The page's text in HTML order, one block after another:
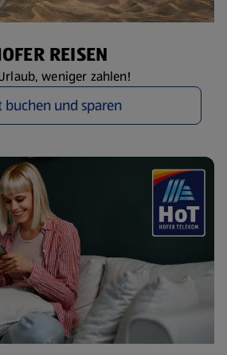
REISEN
weniger zahlen!
buchen und sparen